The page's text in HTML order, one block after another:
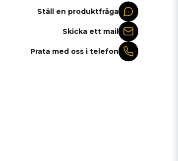
Ställ en produktfråga
Skicka ett mail
Prata med oss i telefon